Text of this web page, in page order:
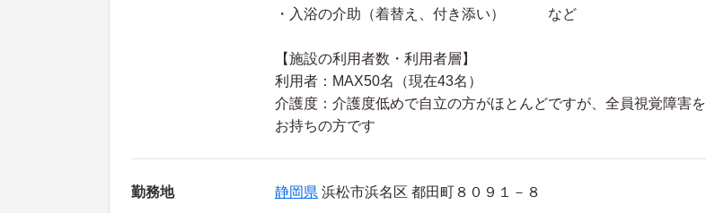
・入浴の介助（着替え、付き添い） など
【施設の利用者数・利用者層】
利用者：MAX50名（現在43名）
介護度：介護度低めで自立の方がほとんどですが、全員視覚障害を
お持ちの方です
勤務地 静岡県 浜松市浜名区 都田町８０９１－８